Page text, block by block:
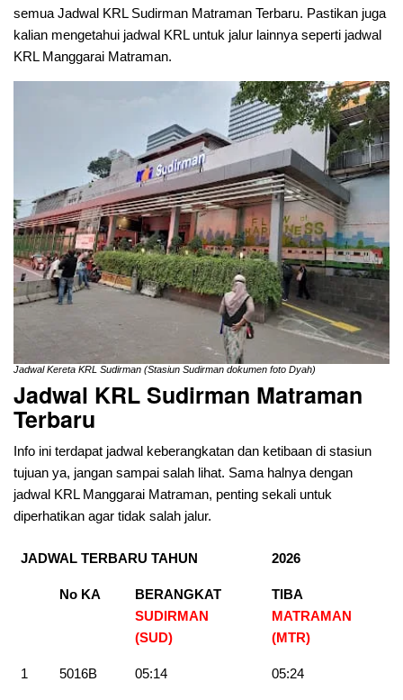
semua Jadwal KRL Sudirman Matraman Terbaru. Pastikan juga
kalian mengetahui jadwal KRL untuk jalur lainnya seperti jadwal
KRL Manggarai Matraman.
Jadwal Kereta KRL Sudirman (Stasiun Sudirman dokumen foto Dyah)
Jadwal KRL Sudirman Matraman
Terbaru
Info ini terdapat jadwal keberangkatan dan ketibaan di stasiun
tujuan ya, jangan sampai salah lihat. Sama halnya dengan
jadwal KRL Manggarai Matraman, penting sekali untuk
diperhatikan agar tidak salah jalur.
JADWAL TERBARU TAHUN 2026
No KA
BERANGKAT
SUDIRMAN
(SUD)
TIBA
MATRAMAN
(MTR)
1 5016B 05:14 05:24